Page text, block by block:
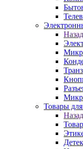
Назад
Товары
Назад